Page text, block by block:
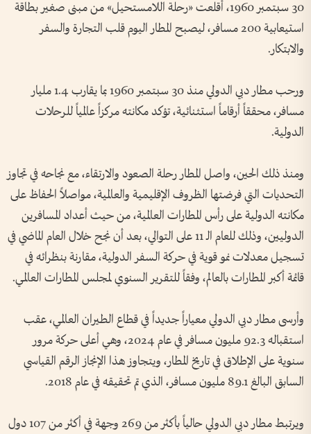
30 سبتمبر 1960، أقلعت «رحلة اللامستحيل» من مبنى صغير بطاقة
استيعابية 200 مسافر، ليصبح المطار اليوم قلب التجارة والسفر
والابتكار.
ورحب مطار دبي الدولي منذ 30 سبتمبر 1960 بما يقارب 1.4 مليار
مسافر، محققاً أرقاماً استثنائية، تؤكد مكانته مركزاً عالمياً للرحلات
الدولية.
ومنذ ذلك الحين، واصل المطار رحلة الصعود والارتقاء، مع نجاحه في تجاوز
التحديات التي فرضتها الظروف الإقليمية والعالمية، مواصلاً الحفاظ على
مكانته الدولية على رأس المطارات العالمية، من حيث أعداد المسافرين
الدوليين، وذلك للعام الـ 11 على التوالي، بعد أن نجح خلال العام الماضي في
تسجيل معدلات نمو قوية في حركة السفر الدولية، مقارنة بنظرائه في
قائمة أكبر المطارات بالعالم، وفقاً للتقرير السنوي لمجلس المطارات العالمي.
وأرسى مطار دبي الدولي معياراً جديداً في قطاع الطيران العالمي، عقب
استقباله 92.3 مليون مسافر في عام 2024، وهي أعلى حركة مرور
سنوية على الإطلاق في تاريخ المطار، ويتجاوز هذا الإنجاز الرقم القياسي
السابق البالغ 89.1 مليون مسافر، الذي تم تحقيقه في عام 2018.
ويرتبط مطار دبي الدولي حالياً بأكثر من 269 وجهة في أكثر من 107 دول